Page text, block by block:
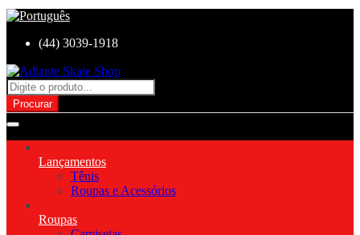
(44) 3039-1918
Procurar
Lançamentos
Tênis
Roupas e Acessórios
Roupas